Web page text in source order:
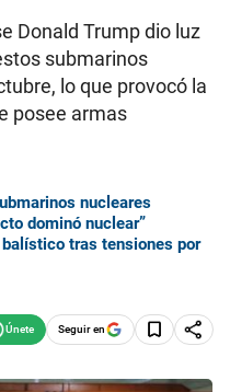
Donald Trump dio luz
submarinos
lo que provocó la
posee armas
nucleares
dominó nuclear”
tras tensiones por
Seguir en